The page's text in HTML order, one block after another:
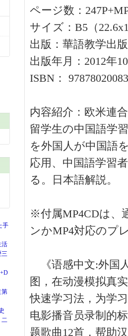
ページ数：
サイズ：B5（
出版：華語教学出
出版年月：2012年
ISBN：
内容紹介：欧米連
留学生の中国語学
を外国人が中国語
応用、中国語学習
る。日本語解説。
※付属MP4CDは、
ンかMP4対応のプ
《语感中文:外国
图，在动漫模拟真
快速学习法，为学
电影播音员录制的
题歌曲12首，帮助